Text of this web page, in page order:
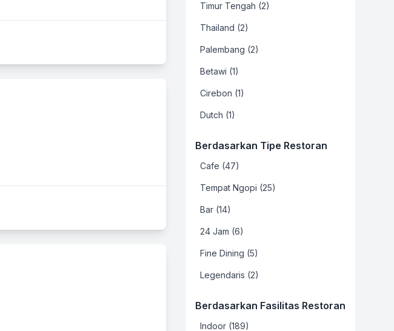
Timur Tengah (2)
Thailand (2)
Palembang (2)
Betawi (1)
Cirebon (1)
Dutch (1)
Berdasarkan Tipe Restoran
Cafe (47)
Tempat Ngopi (25)
Bar (14)
24 Jam (6)
Fine Dining (5)
Legendaris (2)
Berdasarkan Fasilitas Restoran
Indoor (189)